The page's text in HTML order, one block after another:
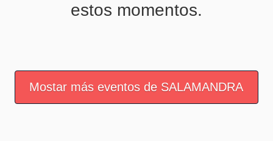
estos momentos.
Mostar más eventos de SALAMANDRA